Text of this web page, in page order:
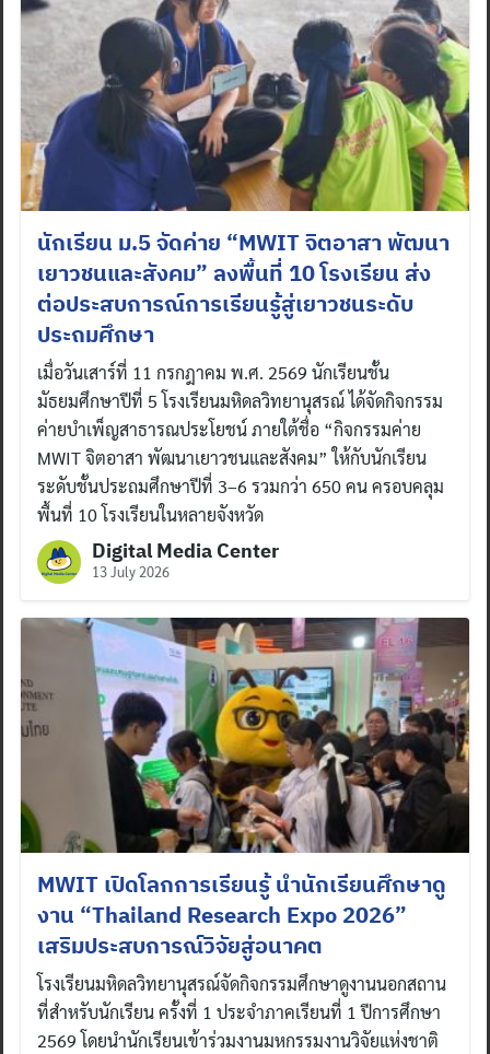
นักเรียน ม.5 จัดค่าย “MWIT จิตอาสา พัฒนา
เยาวชนและสังคม” ลงพื้นที่ 10 โรงเรียน ส่ง
ต่อประสบการณ์การเรียนรู้สู่เยาวชนระดับ
ประถมศึกษา
เมื่อวันเสาร์ที่ 11 กรกฎาคม พ.ศ. 2569 นักเรียนชั้น
มัธยมศึกษาปีที่ 5 โรงเรียนมหิดลวิทยานุสรณ์ ได้จัดกิจกรรม
ค่ายบำเพ็ญสาธารณประโยชน์ ภายใต้ชื่อ “กิจกรรมค่าย
MWIT จิตอาสา พัฒนาเยาวชนและสังคม” ให้กับนักเรียน
ระดับชั้นประถมศึกษาปีที่ 3–6 รวมกว่า 650 คน ครอบคลุม
พื้นที่ 10 โรงเรียนในหลายจังหวัด
Digital Media Center
13 July 2026
MWIT เปิดโลกการเรียนรู้ นำนักเรียนศึกษาดู
งาน “Thailand Research Expo 2026”
เสริมประสบการณ์วิจัยสู่อนาคต
โรงเรียนมหิดลวิทยานุสรณ์จัดกิจกรรมศึกษาดูงานนอกสถาน
ที่สำหรับนักเรียน ครั้งที่ 1 ประจำภาคเรียนที่ 1 ปีการศึกษา
2569 โดยนำนักเรียนเข้าร่วมงานมหกรรมงานวิจัยแห่งชาติ